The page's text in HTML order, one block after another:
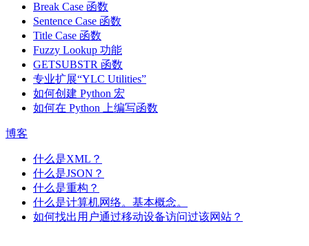
Break Case 函数
Sentence Case 函数
Title Case 函数
Fuzzy Lookup 功能
GETSUBSTR 函数
专业扩展“YLC Utilities”
如何创建 Python 宏
如何在 Python 上编写函数
博客
什么是XML？
什么是JSON？
什么是重构？
什么是计算机网络。基本概念。
如何找出用户通过移动设备访问过该网站？